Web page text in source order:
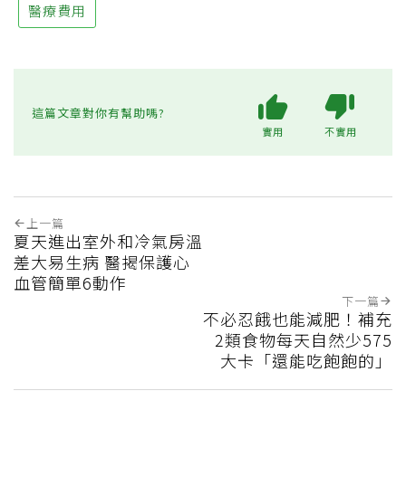
醫療費用
這篇文章對你有幫助嗎?
實用 不實用
上一篇
夏天進出室外和冷氣房溫
差大易生病 醫揭保護心
血管簡單6動作
下一篇
不必忍餓也能減肥！補充
2類食物每天自然少575
大卡「還能吃飽飽的」